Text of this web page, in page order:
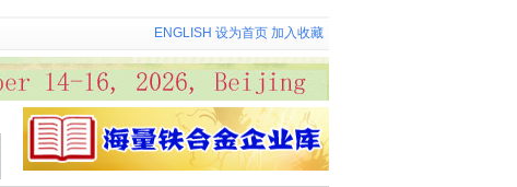
ENGLISH 设为首页 加入收藏